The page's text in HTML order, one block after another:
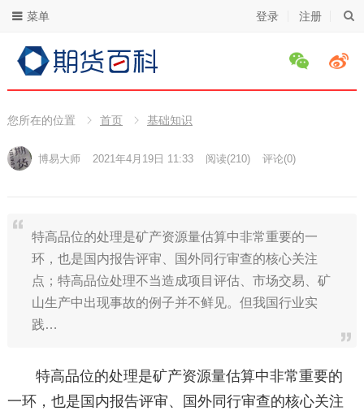
登录 注册
菜单
您所在的位置 首页 基础知识
博易大师 2021年4月19日 11:33 阅读(210) 评论(0)
特高品位的处理是矿产资源量估算中非常重要的一
环，也是国内报告评审、国外同行审查的核心关注
点；特高品位处理不当造成项目评估、市场交易、矿
山生产中出现事故的例子并不鲜见。但我国行业实
践…
特高品位的处理是矿产资源量估算中非常重要的
一环，也是国内报告评审、国外同行审查的核心关注